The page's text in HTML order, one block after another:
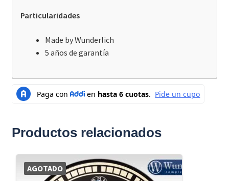
Particularidades
Made by Wunderlich
5 años de garantía
Productos relacionados
AGOTADO